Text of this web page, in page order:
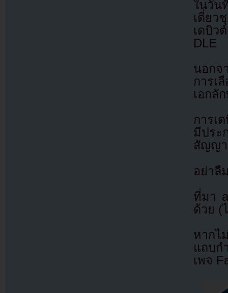
ในวัน
เดี่ยว
เดบิว
DLE
นอกจ
การเ
เอกลั
การเ
มีประ
สัญญา
อย่าลื
ที่มา
ด้วย (
หากไ
แถบก
เพจ